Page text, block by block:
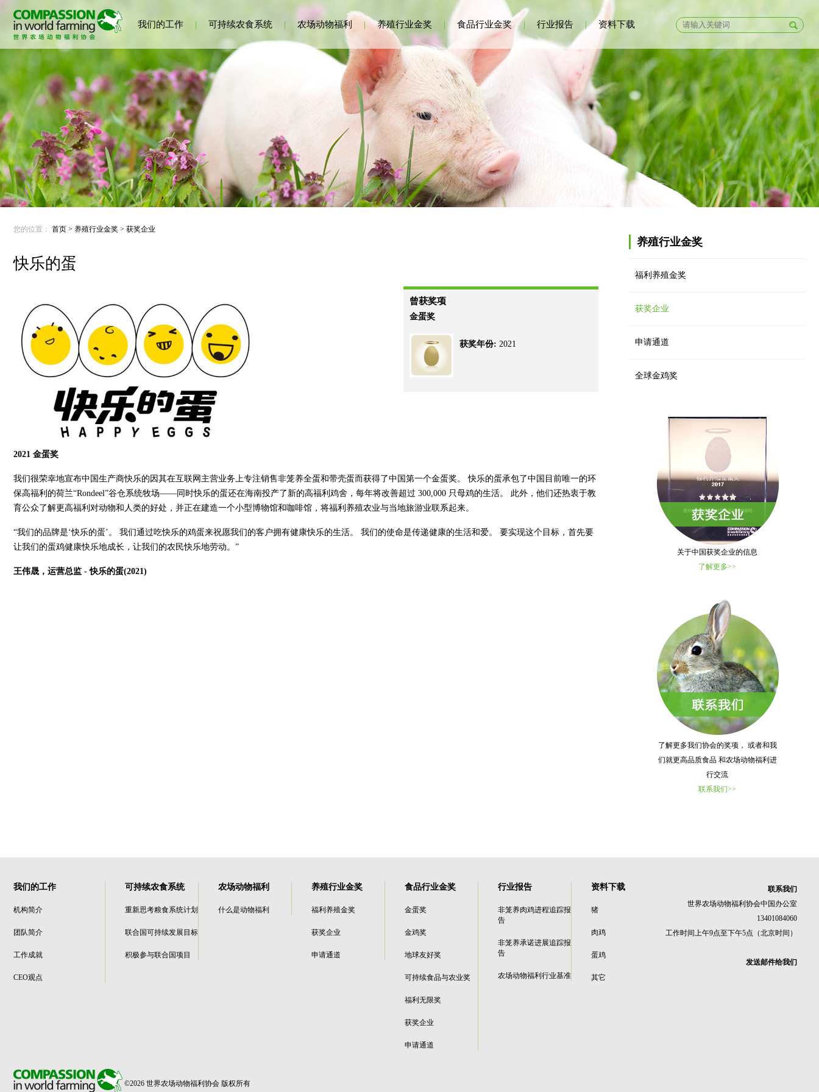
我们的工作 | 可持续农食系统 | 农场动物福利 | 养殖行业金奖 | 食品行业金奖 | 行业报告 | 资料下载
养殖行业金奖
福利养殖金奖
获奖企业
申请通道
全球金鸡奖
关于中国获奖企业的信息
了解更多>>
了解更多我们协会的奖项， 或者和我
们就更高品质食品 和农场动物福利进
行交流
联系我们>>
您的位置： 首页 > 养殖行业金奖 > 获奖企业
快乐的蛋
曾获奖项
金蛋奖
获奖年份: 2021
2021 金蛋奖
我们很荣幸地宣布中国生产商快乐的因其在互联网主营业务上专注销售非笼养全蛋和带壳蛋而获得了中国第一个金蛋奖。 快乐的蛋承包了中国目前唯一的环
保高福利的荷兰“Rondeel”谷仓系统牧场——同时快乐的蛋还在海南投产了新的高福利鸡舍，每年将改善超过 300,000 只母鸡的生活。 此外，他们还热衷于教
育公众了解更高福利对动物和人类的好处，并正在建造一个小型博物馆和咖啡馆，将福利养殖农业与当地旅游业联系起来。
“我们的品牌是‘快乐的蛋’。 我们通过吃快乐的鸡蛋来祝愿我们的客户拥有健康快乐的生活。 我们的使命是传递健康的生活和爱。 要实现这个目标，首先要
让我们的蛋鸡健康快乐地成长，让我们的农民快乐地劳动。”
王伟晟，运营总监 - 快乐的蛋(2021)
我们的工作
机构简介
团队简介
工作成就
CEO观点
可持续农食系统
重新思考粮食系统计划
联合国可持续发展目标
积极参与联合国项目
农场动物福利
什么是动物福利
养殖行业金奖
福利养殖金奖
获奖企业
申请通道
食品行业金奖
金蛋奖
金鸡奖
地球友好奖
可持续食品与农业奖
福利无限奖
获奖企业
申请通道
行业报告
非笼养肉鸡进程追踪报
告
非笼养承诺进展追踪报
告
农场动物福利行业基准
资料下载
猪
肉鸡
蛋鸡
其它
联系我们
世界农场动物福利协会中国办公室
13401084060
工作时间上午9点至下午5点（北京时间）
发送邮件给我们
©2026 世界农场动物福利协会 版权所有